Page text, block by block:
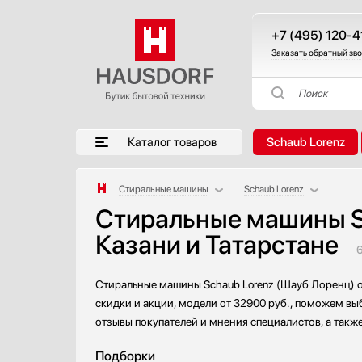
+7 (495) 120-
Заказать обратный
Поиск
Каталог товаров Schaub Lorenz
Стиральные машины
Аксессуары
Аксессуары и принадлежности
Акустические системы
Беспроводные акустические системы
Вакуумные упаковщики
Schaub Lorenz
AEG
Bosch
Стиральные машины
Казани и Татарстане
Стиральные машины Schaub Lorenz (Шауб Лоренц)
скидки и акции, модели от 32900 руб., поможем
отзывы покупателей и мнения специалистов, а
Подборки